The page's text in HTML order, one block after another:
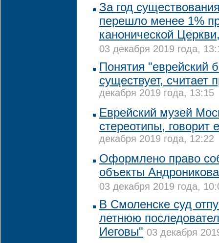
За год
перешло менее 1%
канонической
03 декабря 2019 года,
Понятия "еврейский
существует,
декабря 2019 года, 13:15
Еврейский музей
стереотипы, говорит
декабря 2019 года, 12:22
Оформлено право
объекты
03 декабря 2019 года,
В Смоленске суд
летнюю
Иеговы" 03 декабря